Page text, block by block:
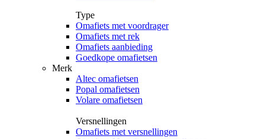
Type
Omafiets met voordrager
Omafiets met rek
Omafiets aanbieding
Goedkope omafietsen
Merk
Altec omafietsen
Popal omafietsen
Volare omafietsen
Versnellingen
Omafiets met versnellingen